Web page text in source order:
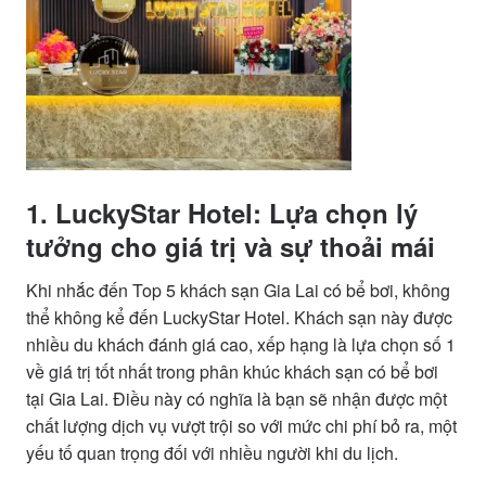
1. LuckyStar Hotel: Lựa chọn lý
tưởng cho giá trị và sự thoải mái
Khi nhắc đến Top 5 khách sạn Gia Lai có bể bơi, không
thể không kể đến LuckyStar Hotel. Khách sạn này được
nhiều du khách đánh giá cao, xếp hạng là lựa chọn số 1
về giá trị tốt nhất trong phân khúc khách sạn có bể bơi
tại Gia Lai. Điều này có nghĩa là bạn sẽ nhận được một
chất lượng dịch vụ vượt trội so với mức chi phí bỏ ra, một
yếu tố quan trọng đối với nhiều người khi du lịch.